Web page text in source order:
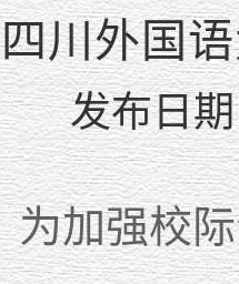
四川外国
发布日
为加强校